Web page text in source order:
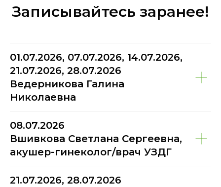
Записывайтесь заранее!
01.07.2026, 07.07.2026, 14.07.2026,
21.07.2026, 28.07.2026
Ведерникова Галина
Николаевна
08.07.2026
Вшивкова Светлана Сергеевна,
акушер-гинеколог/врач УЗДГ
21.07.2026, 28.07.2026